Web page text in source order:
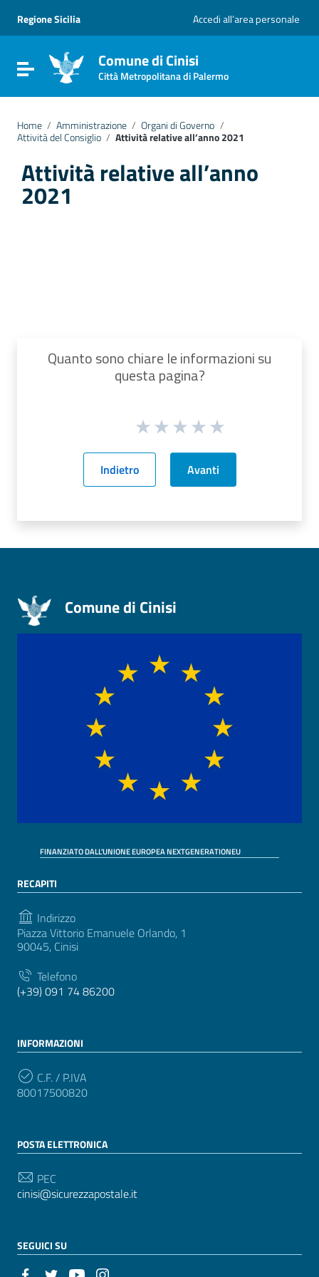
Vai al menu di navigazione
Vai al footer
Regione Sicilia Accedi all’area personale
Attiva / disattiva la navigazione
Comune di Cinisi
Città Metropolitana di Palermo
Home / Amministrazione / Organi di Governo /
Attività del Consiglio / Attività relative all’anno 2021
Attività relative all’anno
2021
Quanto sono chiare le informazioni su
questa pagina?
Indietro Avanti
Comune di Cinisi
FINANZIATO DALL'UNIONE EUROPEA NEXTGENERATIONEU
RECAPITI
Indirizzo
Piazza Vittorio Emanuele Orlando, 1
90045, Cinisi
Telefono
(+39) 091 74 86200
INFORMAZIONI
C.F. / P.IVA
80017500820
POSTA ELETTRONICA
PEC
cinisi@sicurezzapostale.it
SEGUICI SU